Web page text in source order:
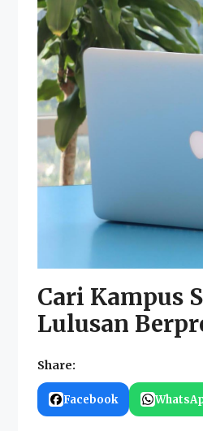
Cari Kampus
Lulusan
Share:
Facebook